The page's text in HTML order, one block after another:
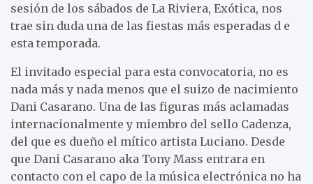
sesión de los sábados de La Riviera, Exótica, nos
trae sin duda una de las fiestas más esperadas d e
esta temporada.
El invitado especial para esta convocatoria, no es
nada más y nada menos que el suizo de nacimiento
Dani Casarano. Una de las figuras más aclamadas
internacionalmente y miembro del sello Cadenza,
del que es dueño el mítico artista Luciano. Desde
que Dani Casarano aka Tony Mass entrara en
contacto con el capo de la música electrónica no ha